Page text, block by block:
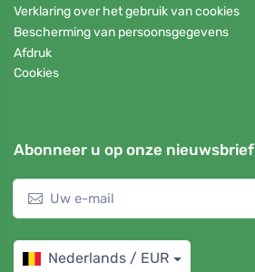
Verklaring over het gebruik van cookies
Bescherming van persoonsgegevens
Afdruk
Cookies
Abonneer u op onze nieuwsbrief
Nederlands / EUR